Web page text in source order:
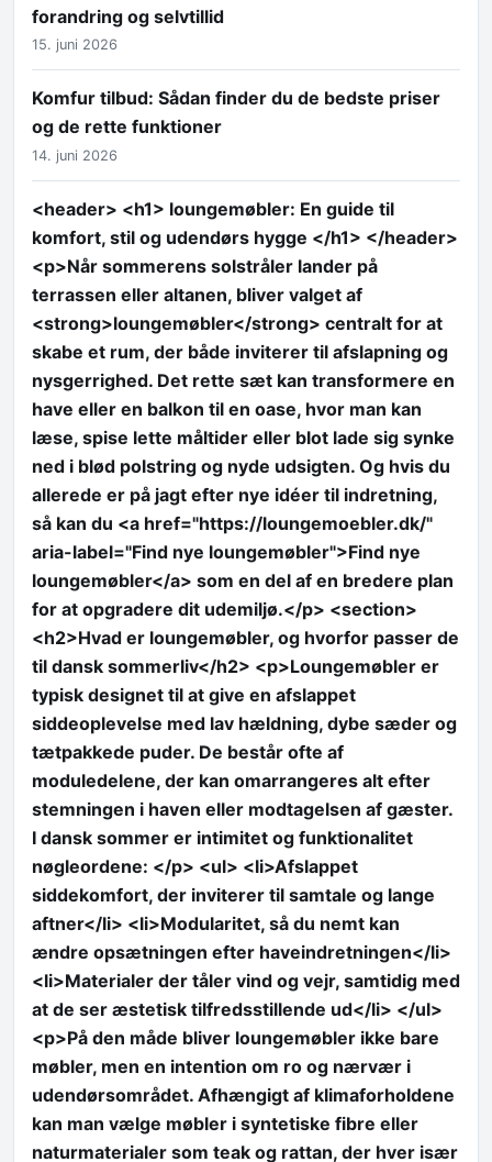
forandring og selvtillid
15. juni 2026
Komfur tilbud: Sådan finder du de bedste priser
og de rette funktioner
14. juni 2026
<header> <h1> loungemøbler: En guide til
komfort, stil og udendørs hygge </h1> </header>
<p>Når sommerens solstråler lander på
terrassen eller altanen, bliver valget af
<strong>loungemøbler</strong> centralt for at
skabe et rum, der både inviterer til afslapning og
nysgerrighed. Det rette sæt kan transformere en
have eller en balkon til en oase, hvor man kan
læse, spise lette måltider eller blot lade sig synke
ned i blød polstring og nyde udsigten. Og hvis du
allerede er på jagt efter nye idéer til indretning,
så kan du <a href="https://loungemoebler.dk/"
aria-label="Find nye loungemøbler">Find nye
loungemøbler</a> som en del af en bredere plan
for at opgradere dit udemiljø.</p> <section>
<h2>Hvad er loungemøbler, og hvorfor passer de
til dansk sommerliv</h2> <p>Loungemøbler er
typisk designet til at give en afslappet
siddeoplevelse med lav hældning, dybe sæder og
tætpakkede puder. De består ofte af
moduledelene, der kan omarrangeres alt efter
stemningen i haven eller modtagelsen af gæster.
I dansk sommer er intimitet og funktionalitet
nøgleordene: </p> <ul> <li>Afslappet
siddekomfort, der inviterer til samtale og lange
aftner</li> <li>Modularitet, så du nemt kan
ændre opsætningen efter haveindretningen</li>
<li>Materialer der tåler vind og vejr, samtidig med
at de ser æstetisk tilfredsstillende ud</li> </ul>
<p>På den måde bliver loungemøbler ikke bare
møbler, men en intention om ro og nærvær i
udendørsområdet. Afhængigt af klimaforholdene
kan man vælge møbler i syntetiske fibre eller
naturmaterialer som teak og rattan, der hver især